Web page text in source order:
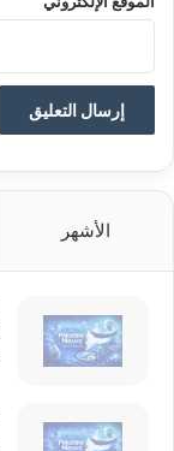
الأشهر